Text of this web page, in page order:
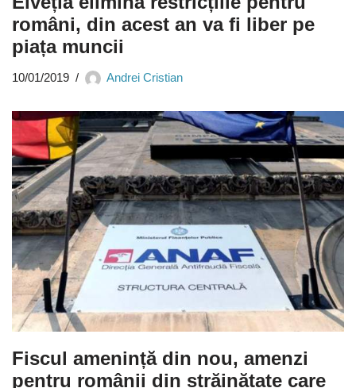
români, din acest an va fi liber pe
piața muncii
10/01/2019 Andrei Cristian
Fiscul amenință din nou, amenzi
pentru românii din străinătate care